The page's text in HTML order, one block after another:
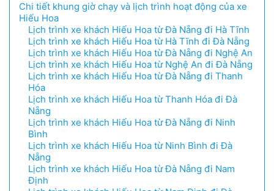
Chi tiết khung giờ chạy và lịch trình hoạt động của xe
Hiếu Hoa
Lịch trình xe khách Hiếu Hoa từ Đà Nẵng đi Hà Tĩnh
Lịch trình xe khách Hiếu Hoa từ Hà Tĩnh đi Đà Nẵng
Lịch trình xe khách Hiếu Hoa từ Đà Nẵng đi Nghệ An
Lịch trình xe khách Hiếu Hoa từ Nghệ An đi Đà Nẵng
Lịch trình xe khách Hiếu Hoa từ Đà Nẵng đi Thanh
Hóa
Lịch trình xe khách Hiếu Hoa từ Thanh Hóa đi Đà
Nẵng
Lịch trình xe khách Hiếu Hoa từ Đà Nẵng đi Ninh
Bình
Lịch trình xe khách Hiếu Hoa từ Ninh Bình đi Đà
Nẵng
Lịch trình xe khách Hiếu Hoa từ Đà Nẵng đi Nam
Định